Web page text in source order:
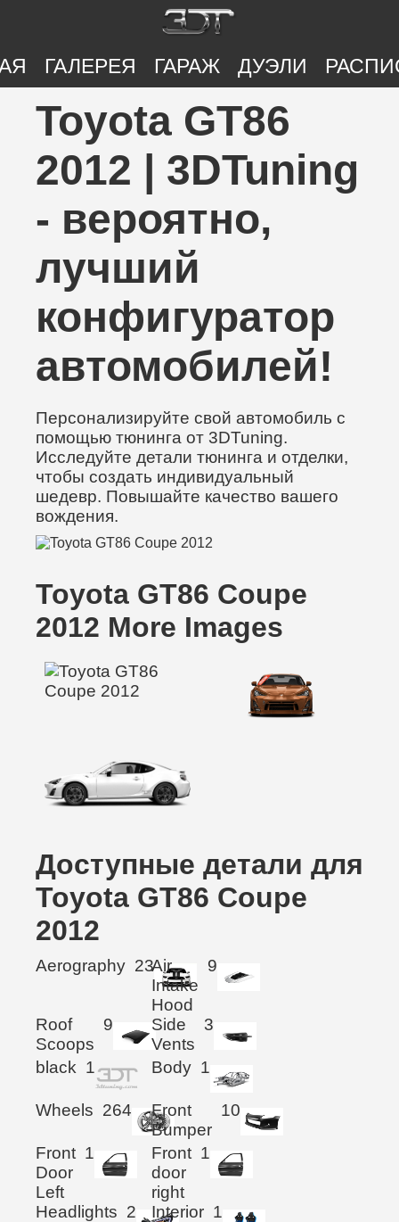
ГАЛЕРЕЯ ГАРАЖ ДУЭЛИ
Toyota GT86
2012 | 3DTuning
- вероятно,
лучший
конфигуратор
автомобилей!
Персонализируйте свой автомобиль с
помощью тюнинга от 3DTuning.
Исследуйте детали тюнинга и отделки,
чтобы создать индивидуальный
шедевр. Повышайте качество вашего
вождения.
Toyota GT86 Coupe
2012 More Images
Доступные детали для
Toyota GT86 Coupe
2012
Aerography 23Air
Intake
Hood
9
Roof
Scoops
9
Side
Vents
3
black 1 Body 1
Wheels 264
Front
Bumper
10
Front
Door
Left
1
Front
door
right
1
Headlights 2 Interior 1